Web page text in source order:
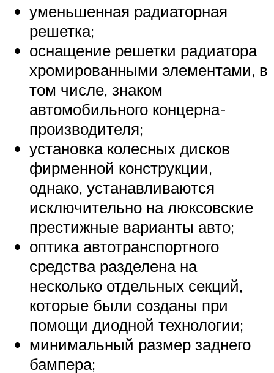
уменьшенная радиаторная
решетка;
оснащение решетки радиатора
хромированными элементами, в
том числе, знаком
автомобильного концерна-
производителя;
установка колесных дисков
фирменной конструкции,
однако, устанавливаются
исключительно на люксовские
престижные варианты авто;
оптика автотранспортного
средства разделена на
несколько отдельных секций,
которые были созданы при
помощи диодной технологии;
минимальный размер заднего
бампера;